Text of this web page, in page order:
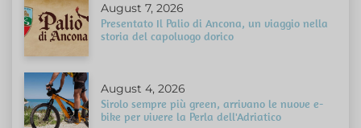
August 7, 2026
Presentato Il Palio di Ancona, un viaggio nella
storia del capoluogo dorico
August 4, 2026
Sirolo sempre più green, arrivano le nuove e-
bike per vivere la Perla dell'Adriatico